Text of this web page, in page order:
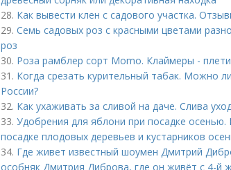
28. Как вывести клен с садового участка.
29. Семь садовых роз с красными цветами
роз
30. Роза рамблер сорт Momo. Клаймеры -
31. Когда срезать курительный табак. Можно
России?
32. Как ухаживать за сливой на даче. Слива
33. Удобрения для яблони при посадке осенью.
посадке плодовых деревьев и кустарников
34. Где живет известный шоумен Дмитрий
особняк Дмитрия Диброва, где он живёт с 4-й